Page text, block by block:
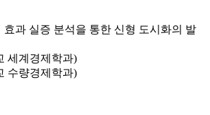
효과 실증 분석을 통한 신형 도시화의 발
세계경제학과)
수량경제학과)